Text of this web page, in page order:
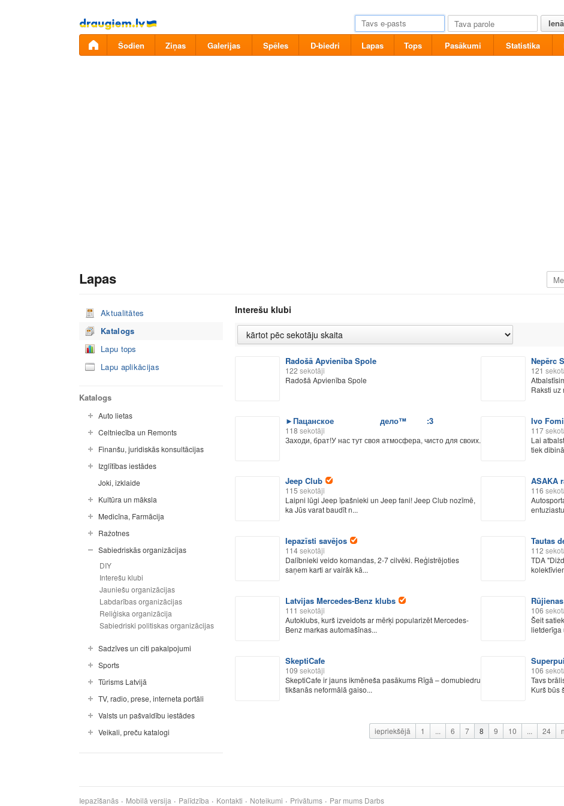
Pāriet
uz
saturu
Šodien Ziņas Galerijas Spēles D-biedri Lapas Tops Pasākumi Statistika
Lapas
Aktualitātes
Katalogs
Lapu tops
Lapu aplikācijas
Katalogs
Auto lietas
Celtniecība un Remonts
Finanšu, juridiskās konsultācijas
Izglītības iestādes
Joki, izklaide
Kultūra un māksla
Medicīna, Farmācija
Ražotnes
Sabiedriskās organizācijas
DIY
Interešu klubi
Jauniešu organizācijas
Labdarības organizācijas
Reliģiska organizācija
Sabiedriski politiskas organizācijas
Sadzīves un citi pakalpojumi
Sports
Tūrisms Latvijā
TV, radio, prese, interneta portāli
Valsts un pašvaldību iestādes
Veikali, preču katalogi
Interešu klubi
Radošā Apvienība Spole
122 sekotāji
Radošā Apvienība Spole
Nepērc
121
Raksti uz
►Пацанское дело™ :3
118 sekotāji
Заходи, брат!У нас тут своя атмосфера, чисто для своих.
Ivo
117
Lai
tiek
Jeep Club
115 sekotāji
Laipni lūgi Jeep īpašnieki un Jeep fani! Jeep Club nozīmē,
ka Jūs varat baudīt n...
ASAKA
116
Iepazīsti savējos
114sekotāji
Dalībnieki veido komandas, 2-7 cilvēki. Reģistrējoties
saņem karti ar vairāk kā...
Tautas
112
TDA
Latvijas Mercedes-Benz klubs
111 sekotāji
Autoklubs, kurš izveidots ar mērķi popularizēt Mercedes-
Benz markas automašīnas...
106
Šeit
lietderīga
SkeptiCafe
109 sekotāji
SkeptiCafe ir jauns ikmēneša pasākums Rīgā – domubiedru
tikšanās neformālā gaiso...
106
Tavs
Kurš būs
iepriekšējā 1 ... 6 7 8 9 10 ... 24
Iepazīšanās Mobilā versija Palīdzība Kontakti Noteikumi Privātums Par mums Darbs